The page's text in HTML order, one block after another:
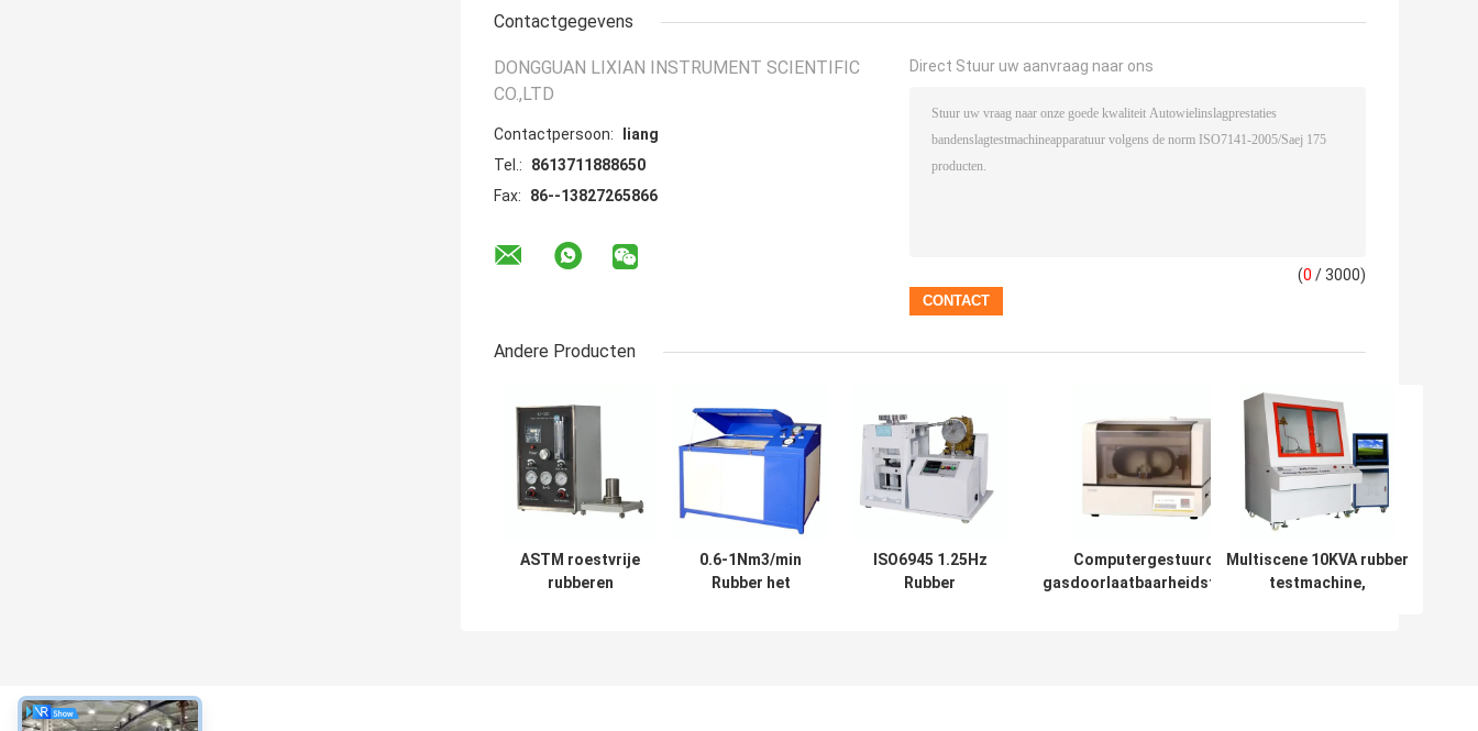
Contactgegevens
DONGGUAN LIXIAN INSTRUMENT SCIENTIFIC
CO.,LTD
Contactpersoon:
liang
Tel.:
8613711888650
Fax:
86--13827265866
Direct Stuur uw aanvraag naar ons
(0 / 3000)
Andere Producten
ASTM roestvrije
rubberen
0.6-1Nm3/min
Rubber het
ISO6945 1.25Hz
Rubber
Computergestuurde
gasdoorlaatbaarheidstester
Multiscene 10KVA rubber
testmachine,